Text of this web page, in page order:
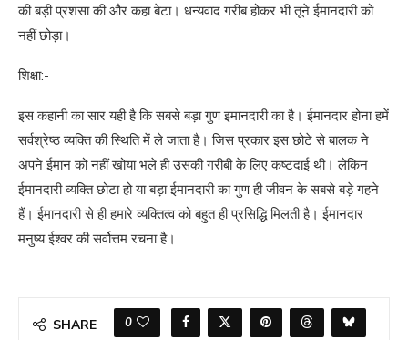
की बड़ी प्रशंसा की और कहा बेटा। धन्यवाद गरीब होकर भी तूने ईमानदारी को
नहीं छोड़ा।
शिक्षा:-
इस कहानी का सार यही है कि सबसे बड़ा गुण इमानदारी का है। ईमानदार होना हमें
सर्वश्रेष्ठ व्यक्ति की स्थिति में ले जाता है। जिस प्रकार इस छोटे से बालक ने
अपने ईमान को नहीं खोया भले ही उसकी गरीबी के लिए कष्टदाई थी। लेकिन
ईमानदारी व्यक्ति छोटा हो या बड़ा ईमानदारी का गुण ही जीवन के सबसे बड़े गहने
हैं। ईमानदारी से ही हमारे व्यक्तित्व को बहुत ही प्रसिद्धि मिलती है। ईमानदार
मनुष्य ईश्वर की सर्वोत्तम रचना है।
SHARE 0